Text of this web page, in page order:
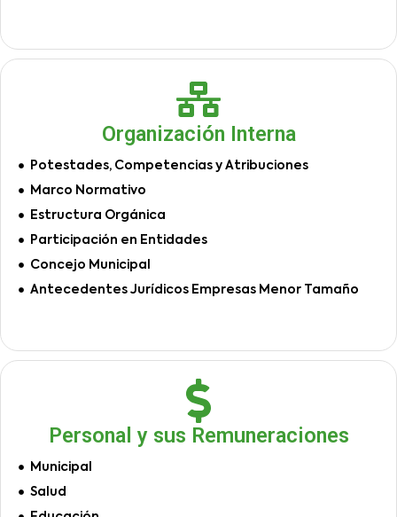
Organización Interna
Potestades, Competencias y Atribuciones
Marco Normativo
Estructura Orgánica
Participación en Entidades
Concejo Municipal
Antecedentes Jurídicos Empresas Menor Tamaño
Personal y sus Remuneraciones
Municipal
Salud